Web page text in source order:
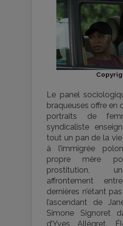
Le panel
braqueuses offre en
portraits de
syndicaliste
tout un pan de la
à l’immigrée
propre mère
prostitution,
affrontement
dernières n’étant
l’ascendant de
Simone Signoret
d’Yves Allégret.